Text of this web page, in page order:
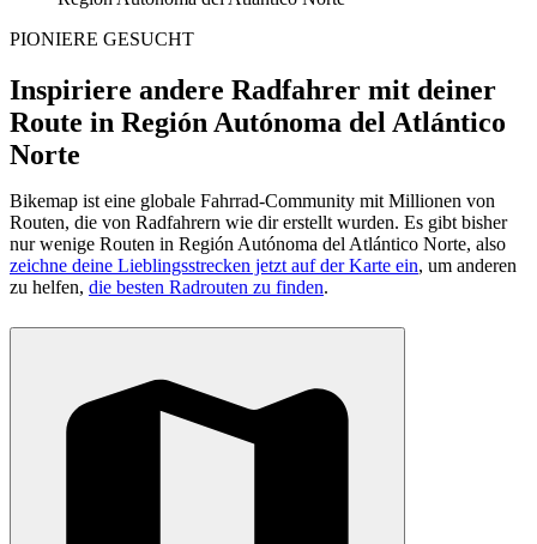
PIONIERE GESUCHT
Inspiriere andere Radfahrer mit deiner
Route in Región Autónoma del Atlántico
Norte
Bikemap ist eine globale Fahrrad-Community mit Millionen von
Routen, die von Radfahrern wie dir erstellt wurden. Es gibt bisher
nur wenige Routen in Región Autónoma del Atlántico Norte, also
zeichne deine Lieblingsstrecken jetzt auf der Karte ein, um anderen
zu helfen, die besten Radrouten zu finden.